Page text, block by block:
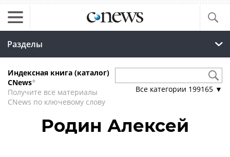
Разделы
Индексная книга (каталог)
CNews*
Получите все материалы
CNews по ключевому слову
Все категории 199165 ▼
Родин Алексей